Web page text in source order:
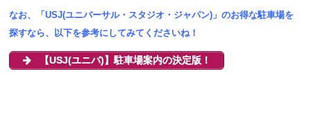
なお、「USJ(ユニバーサル・スタジオ・ジャパン)」のお得な駐車場を
探すなら、以下を参考にしてみてくださいね！
【USJ(ユニバ)】駐車場案内の決定版！